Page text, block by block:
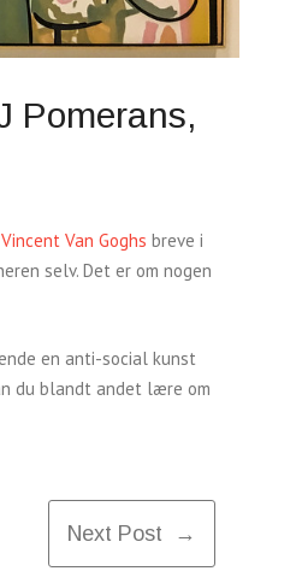
Pomerans,
Vincent Van Goghs breve i
selv. Det er om nogen
en anti-social kunst
du blandt andet lære om
Next Post →